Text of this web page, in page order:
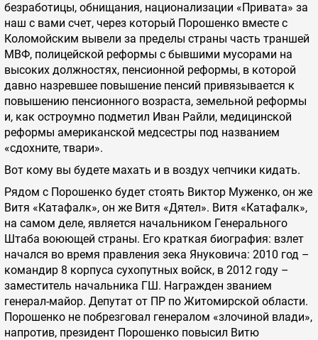
безработицы, обнищания, национализации «Привата» за
наш с вами счет, через который Порошенко вместе с
Коломойским вывели за пределы страны часть траншей
МВФ, полицейской реформы с бывшими мусорами на
высоких должностях, пенсионной реформы, в которой
давно назревшее повышение пенсий привязывается к
повышению пенсионного возраста, земельной реформы
и, как остроумно подметил Иван Райли, медицинской
реформы американской медсестры под названием
«сдохните, твари».
Вот кому вы будете махать и в воздух чепчики кидать.
Рядом с Порошенко будет стоять Виктор Муженко, он же
Витя «Катафалк», он же Витя «Дятел». Витя «Катафалк»,
на самом деле, является начальником Генерального
Штаба воюющей страны. Его краткая биография: взлет
начался во время правления зека Януковича: 2010 год –
командир 8 корпуса сухопутных войск, в 2012 году –
заместитель начальника ГШ. Награжден званием
генерал-майор. Депутат от ПР по Житомирской области.
Порошенко не побрезговал генералом «злочиной влади»,
напротив, президент Порошенко повысил Витю